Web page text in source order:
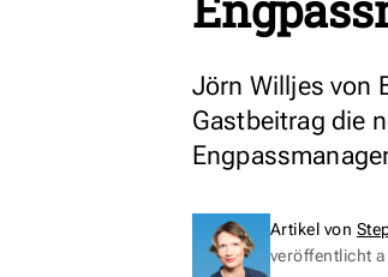
Jörn Willjes von
Gastbeitrag die
Artikel von
veröffentlicht